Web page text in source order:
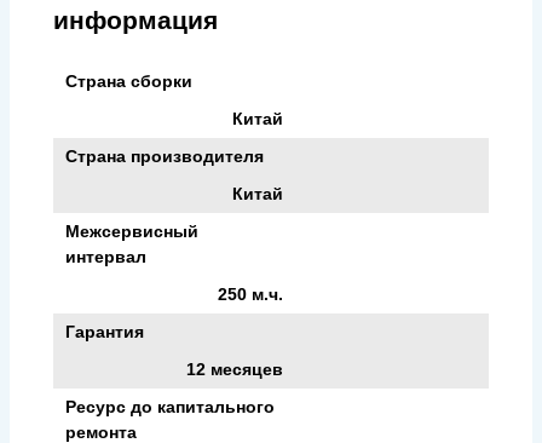
информация
Страна сборки
Китай
Страна производителя
Китай
Межсервисный
интервал
250 м.ч.
Гарантия
12 месяцев
Ресурс до капитального
ремонта